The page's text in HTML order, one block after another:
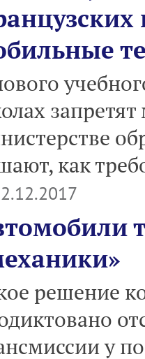
как
решение
у